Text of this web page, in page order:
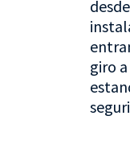
giro